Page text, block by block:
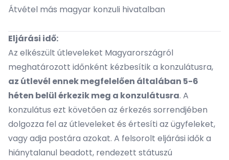
Átvétel más magyar konzuli hivatalban
Eljárási idő:
Az elkészült útleveleket Magyarországról
meghatározott időnként kézbesítik a konzulátusra,
az útlevél ennek megfelelően általában 5-6
héten belül érkezik meg a konzulátusra. A
konzulátus ezt követően az érkezés sorrendjében
dolgozza fel az útleveleket és értesíti az ügyfeleket,
vagy adja postára azokat. A felsorolt eljárási idők a
hiánytalanul beadott, rendezett státuszú